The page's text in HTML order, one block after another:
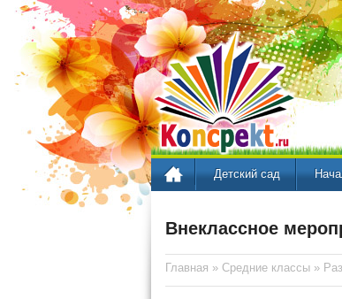
Детский сад
Внеклассное
Главная » Средние классы »